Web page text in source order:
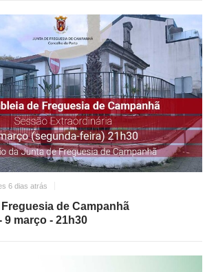
6 dias atrás
de Campanhã
9 março - 21h30